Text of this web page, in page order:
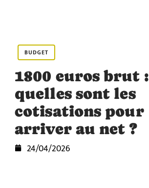
BUDGET
1800 euros brut :
quelles sont les
cotisations pour
arriver au net ?
24/04/2026